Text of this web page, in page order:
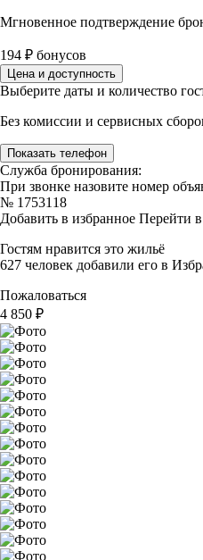
Мгновенное подтверждение
194 ₽ бонусов
Цена и доступность
Выберите даты и количество
Без комиссии и сервисных
Показать телефон
Служба бронирования:
При звонке назовите номер
№ 1753118
Добавить в избранное Перейти
Гостям нравится это жильё
627 человек добавили его в
Пожаловаться
4 850 ₽